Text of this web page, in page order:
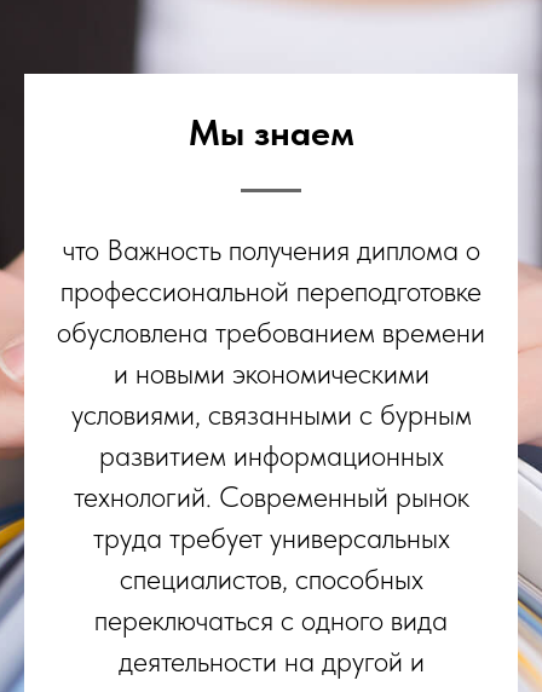
Мы знаем
что Важность получения диплома о
профессиональной переподготовке
обусловлена требованием времени
и новыми экономическими
условиями, связанными с бурным
развитием информационных
технологий. Современный рынок
труда требует универсальных
специалистов, способных
переключаться с одного вида
деятельности на другой и